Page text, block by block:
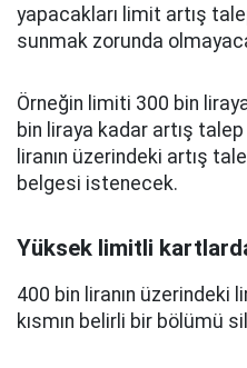
yapacakları limit artış
sunmak zorunda
Örneğin limiti 300 bin
bin liraya kadar artış
liranın üzerindeki artış
belgesi istenecek.
Yüksek limitli
400 bin liranın üzerindeki
kısmın belirli bir bölümü